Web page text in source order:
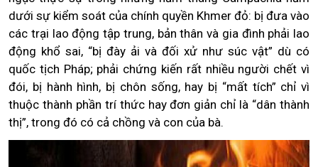
dưới sự kiểm soát của chính quyền Khmer đỏ: bị đưa vào
các trại lao động tập trung, bản thân và gia đình phải lao
động khổ sai, “bị đày ải và đối xử như súc vật” dù có
quốc tịch Pháp; phải chứng kiến rất nhiều người chết vì
đói, bị hành hình, bị chôn sống, hay bị “mất tích” chỉ vì
thuộc thành phần trí thức hay đơn giản chỉ là “dân thành
thị”, trong đó có cả chồng và con của bà.